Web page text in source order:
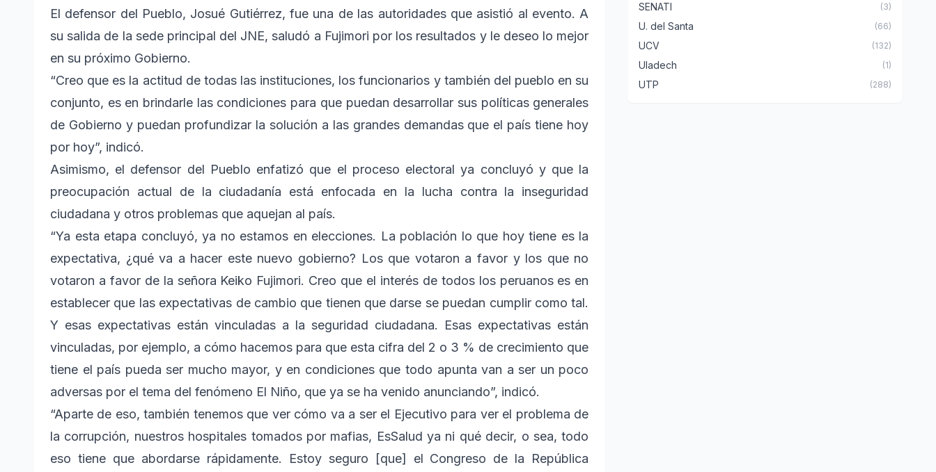
El defensor del Pueblo, Josué Gutiérrez, fue una de las autoridades que asistió al evento. A
su salida de la sede principal del JNE, saludó a Fujimori por los resultados y le deseo lo mejor
en su próximo Gobierno.
“Creo que es la actitud de todas las instituciones, los funcionarios y también del pueblo en su
conjunto, es en brindarle las condiciones para que puedan desarrollar sus políticas generales
de Gobierno y puedan profundizar la solución a las grandes demandas que el país tiene hoy
por hoy”, indicó.
Asimismo, el defensor del Pueblo enfatizó que el proceso electoral ya concluyó y que la
preocupación actual de la ciudadanía está enfocada en la lucha contra la inseguridad
ciudadana y otros problemas que aquejan al país.
“Ya esta etapa concluyó, ya no estamos en elecciones. La población lo que hoy tiene es la
expectativa, ¿qué va a hacer este nuevo gobierno? Los que votaron a favor y los que no
votaron a favor de la señora Keiko Fujimori. Creo que el interés de todos los peruanos es en
establecer que las expectativas de cambio que tienen que darse se puedan cumplir como tal.
Y esas expectativas están vinculadas a la seguridad ciudadana. Esas expectativas están
vinculadas, por ejemplo, a cómo hacemos para que esta cifra del 2 o 3 % de crecimiento que
tiene el país pueda ser mucho mayor, y en condiciones que todo apunta van a ser un poco
adversas por el tema del fenómeno El Niño, que ya se ha venido anunciando”, indicó.
“Aparte de eso, también tenemos que ver cómo va a ser el Ejecutivo para ver el problema de
la corrupción, nuestros hospitales tomados por mafias, EsSalud ya ni qué decir, o sea, todo
eso tiene que abordarse rápidamente. Estoy seguro [que] el Congreso de la República
SENATI (3)
U. del Santa (66)
UCV (132)
Uladech (1)
UTP (288)